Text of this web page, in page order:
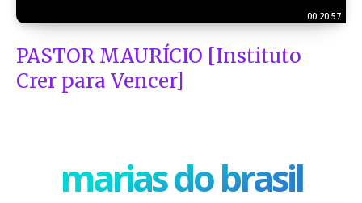
00:20:57
PASTOR MAURÍCIO [Instituto
Crer para Vencer]
marias do brasil